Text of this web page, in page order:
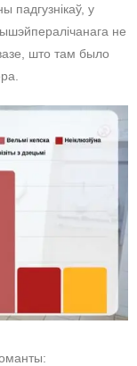
падгузнікаў, у
не
што там было